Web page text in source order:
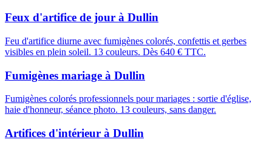
Feux d'artifice de jour à Dullin
Feu d'artifice diurne avec fumigènes colorés, confettis et gerbes
visibles en plein soleil. 13 couleurs. Dès 640 € TTC.
Fumigènes mariage à Dullin
Fumigènes colorés professionnels pour mariages : sortie d'église,
haie d'honneur, séance photo. 13 couleurs, sans danger.
Artifices d'intérieur à Dullin